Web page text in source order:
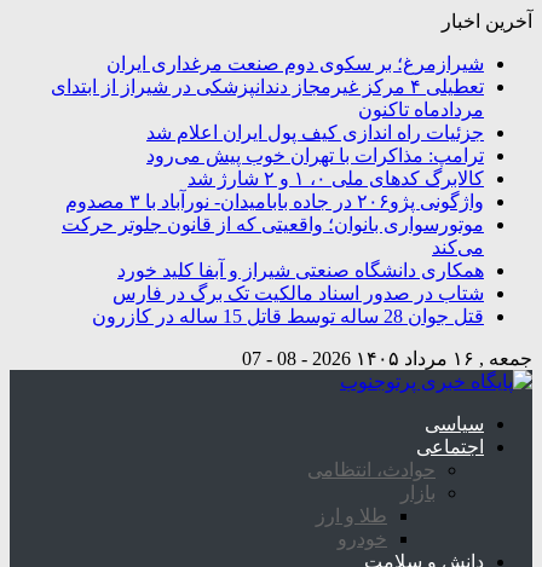
آخرین اخبار
شیرازمرغ؛ بر سکوی دوم صنعت مرغداری ایران
تعطیلی ۴ مرکز غیرمجاز دندانپزشکی در شیراز از ابتدای
مردادماه تاکنون
جزئیات راه اندازی کیف پول ایران اعلام شد
ترامپ: مذاکرات با تهران خوب پیش می‌رود
کالابرگ کدهای ملی ۰، ۱ و ۲ شارژ شد
واژگونی پژو۲۰۶ در جاده بابامیدان- نورآباد با ۳ مصدوم
موتورسواری بانوان؛ واقعیتی که از قانون جلوتر حرکت
می‌کند
همکاری دانشگاه صنعتی شیراز و آبفا کلید خورد
شتاب در صدور اسناد مالکیت تک برگ در فارس
قتل جوان 28 ساله توسط قاتل 15 ساله در کازرون
جمعه , ۱۶ مرداد ۱۴۰۵ 2026 - 08 - 07
سیاسی
اجتماعی
حوادث، انتظامی
بازار
طلا و ارز
خودرو
دانش و سلامت